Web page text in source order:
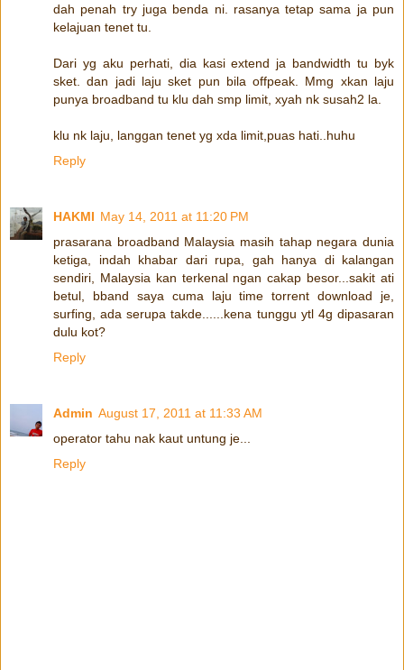
dah penah try juga benda ni. rasanya tetap sama ja pun
kelajuan tenet tu.
Dari yg aku perhati, dia kasi extend ja bandwidth tu byk
sket. dan jadi laju sket pun bila offpeak. Mmg xkan laju
punya broadband tu klu dah smp limit, xyah nk susah2 la.
klu nk laju, langgan tenet yg xda limit,puas hati..huhu
Reply
HAKMI May 14, 2011 at 11:20 PM
prasarana broadband Malaysia masih tahap negara dunia
ketiga, indah khabar dari rupa, gah hanya di kalangan
sendiri, Malaysia kan terkenal ngan cakap besor...sakit ati
betul, bband saya cuma laju time torrent download je,
surfing, ada serupa takde......kena tunggu ytl 4g dipasaran
dulu kot?
Reply
Admin August 17, 2011 at 11:33 AM
operator tahu nak kaut untung je...
Reply